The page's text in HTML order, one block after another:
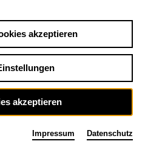
akzeptieren
akzeptieren
Impressum Datenschutz